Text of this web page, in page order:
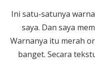
Ini satu-satunya warna
saya. Dan saya
Warnanya itu merah
banget. Secara